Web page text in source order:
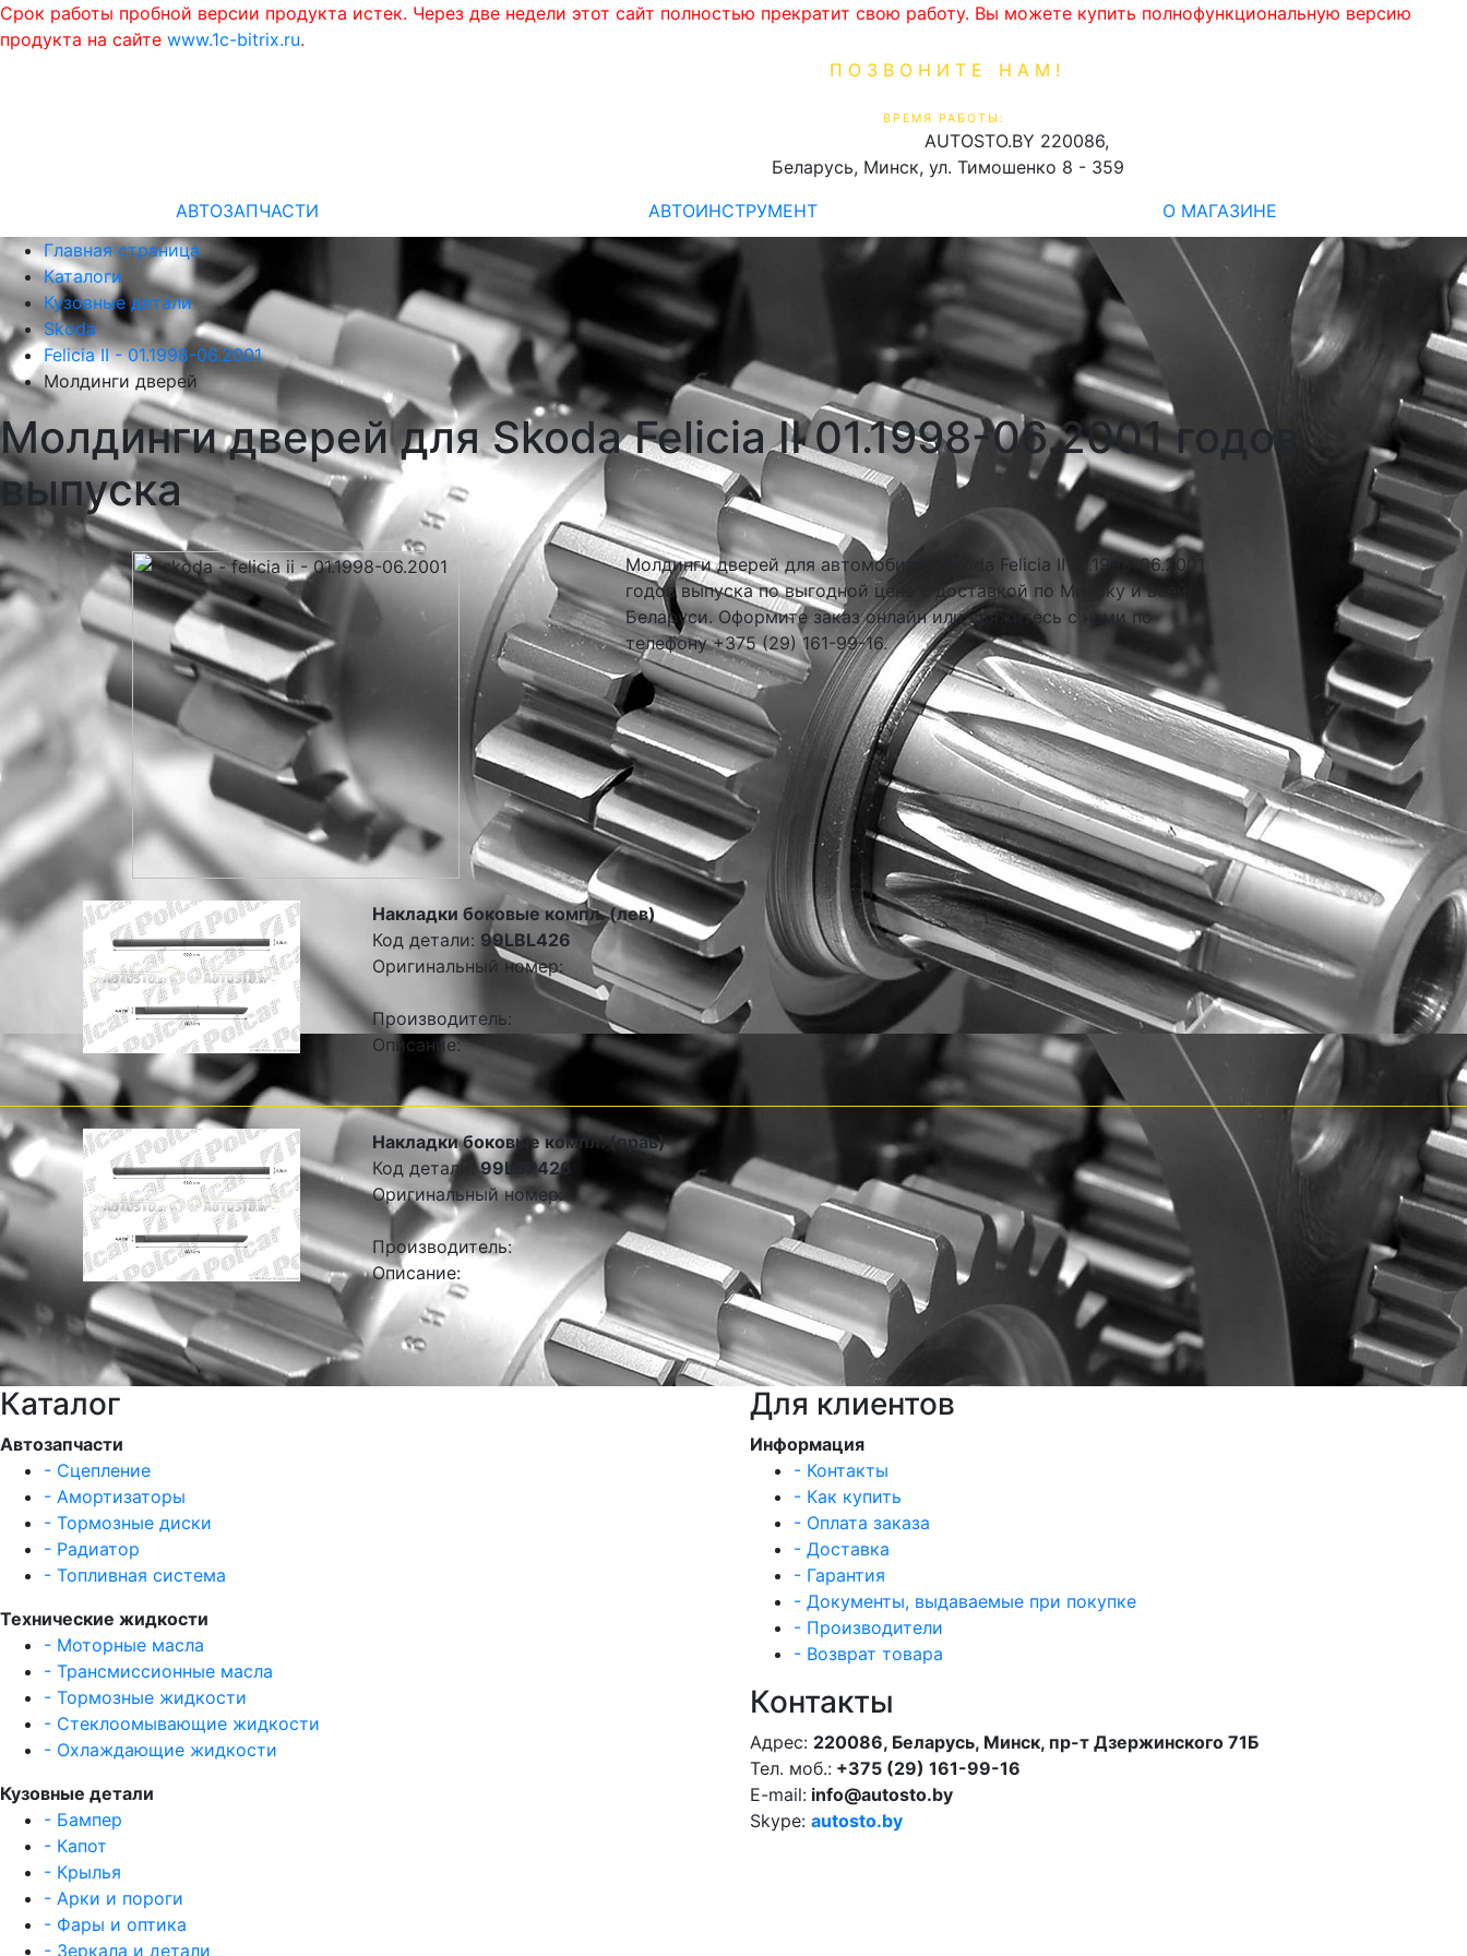
Срок работы пробной версии продукта истек. Через две недели этот сайт полностью прекратит свою работу. Вы можете купить полнофункциональную версию
продукта на сайте www.1c-bitrix.ru.
ПОЗВОНИТЕ НАМ!
ВРЕМЯ РАБОТЫ:
AUTOSTO.BY 220086,
Беларусь, Минск, ул. Тимошенко 8 - 359
АВТОЗАПЧАСТИ АВТОИНСТРУМЕНТ
О МАГАЗИНЕ
Главная страница
Каталоги
Кузовные детали
Skoda
Felicia II - 01.1998-06.2001
Молдинги дверей
Молдинги дверей для Skoda Felicia II 01.1998-06.2001 годов
выпуска
Молдинги дверей для автомобилей Skoda Felicia II 01.1998-06.2001
годов выпуска по выгодной цене с доставкой по Минску и всей
Беларуси. Оформите заказ онлайн или свяжитесь с нами по
телефону +375 (29) 161-99-16.
Накладки боковые компл. (лев)
Код детали: 99LBL426
Оригинальный номер:
Производитель:
Описание:
Накладки боковые компл. (прав)
Код детали:99LBP426
Оригинальный номер:
Производитель:
Описание:
Каталог
Автозапчасти
- Сцепление
- Амортизаторы
- Тормозные диски
- Радиатор
- Топливная система
Технические жидкости
- Моторные масла
- Трансмиссионные масла
- Тормозные жидкости
- Стеклоомывающие жидкости
- Охлаждающие жидкости
Кузовные детали
- Бампер
- Капот
- Крылья
- Арки и пороги
- Фары и оптика
- Зеркала и детали
Для клиентов
Информация
- Контакты
- Как купить
- Оплата заказа
- Доставка
- Гарантия
- Документы, выдаваемые при покупке
- Производители
- Возврат товара
Контакты
Адрес: 220086, Беларусь, Минск, пр-т Дзержинского 71Б
Тел. моб.: +375 (29) 161-99-16
E-mail: info@autosto.by
Skype: autosto.by